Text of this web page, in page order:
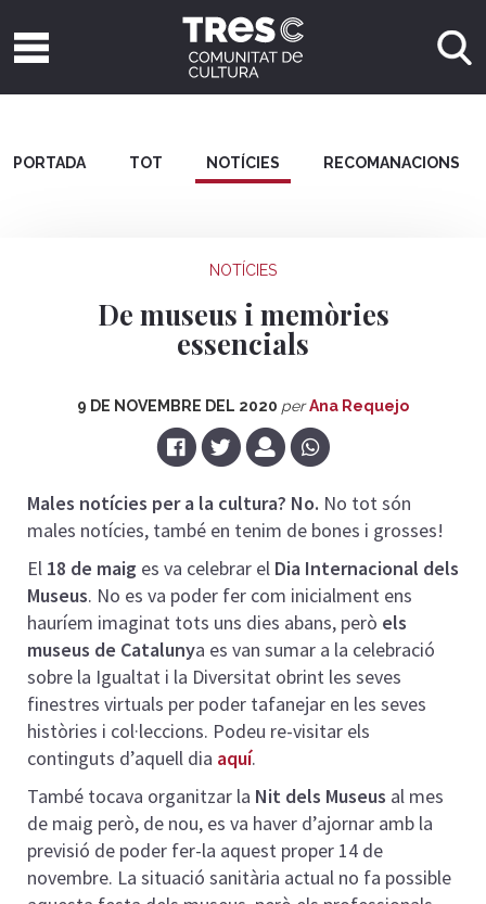
PORTADA TOT NOTÍCIES RECOMANACIONS
NOTÍCIES
De museus i memòries
essencials
9 DE NOVEMBRE DEL 2020 perAna Requejo
Males notícies per a la cultura? No. No tot són
males notícies, també en tenim de bones i grosses!
El 18 de maig es va celebrar el Dia Internacional dels
Museus. No es va poder fer com inicialment ens
hauríem imaginat tots uns dies abans, però els
museus de Catalunya es van sumar a la celebració
sobre la Igualtat i la Diversitat obrint les seves
finestres virtuals per poder tafanejar en les seves
històries i col·leccions. Podeu re-visitar els
continguts d’aquell dia aquí.
També tocava organitzar la Nit dels Museus al mes
de maig però, de nou, es va haver d’ajornar amb la
previsió de poder fer-la aquest proper 14 de
novembre. La situació sanitària actual no fa possible